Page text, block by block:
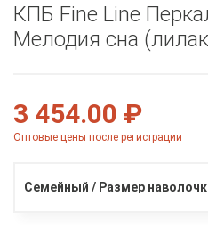
КПБ Fine Line
Мелодия сна
3 454.00 ₽
Оптовые цены после регистрации
Семейный / Размер